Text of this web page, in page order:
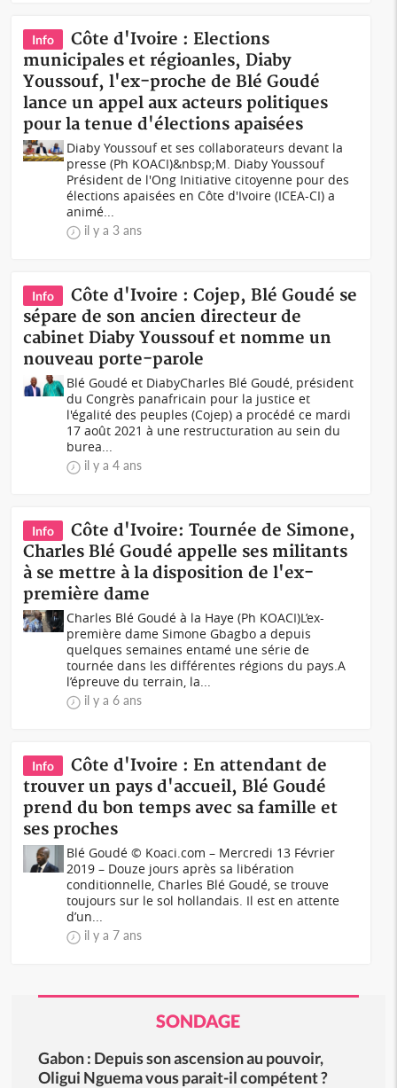
Info
Côte d'Ivoire : Elections
municipales et régioanles, Diaby
Youssouf, l'ex-proche de Blé Goudé
lance un appel aux acteurs politiques
pour la tenue d'élections apaisées
Diaby Youssouf et ses collaborateurs devant la
presse (Ph KOACI)&nbsp;M. Diaby Youssouf
Président de l'Ong Initiative citoyenne pour des
élections apaisées en Côte d'Ivoire (ICEA-CI) a
animé...
il y a 3 ans
Info
Côte d'Ivoire : Cojep, Blé Goudé se
sépare de son ancien directeur de
cabinet Diaby Youssouf et nomme un
nouveau porte-parole
Blé Goudé et Diaby Charles Blé Goudé, président
du Congrès panafricain pour la justice et
l'égalité des peuples (Cojep) a procédé ce mardi
17 août 2021 à une restructuration au sein du
burea...
il y a 4 ans
Info
Côte d'Ivoire: Tournée de Simone,
Charles Blé Goudé appelle ses militants
à se mettre à la disposition de l'ex-
première dame
Charles Blé Goudé à la Haye (Ph KOACI)L’ex-
première dame Simone Gbagbo a depuis
quelques semaines entamé une série de
tournée dans les différentes régions du pays.A
l’épreuve du terrain, la...
il y a 6 ans
Info
Côte d'Ivoire : En attendant de
trouver un pays d'accueil, Blé Goudé
prend du bon temps avec sa famille et
ses proches
Blé Goudé © Koaci.com – Mercredi 13 Février
2019 – Douze jours après sa libération
conditionnelle, Charles Blé Goudé, se trouve
toujours sur le sol hollandais. Il est en attente
d’un...
il y a 7 ans
SONDAGE
Gabon : Depuis son ascension au pouvoir,
Oligui Nguema vous parait-il compétent ?